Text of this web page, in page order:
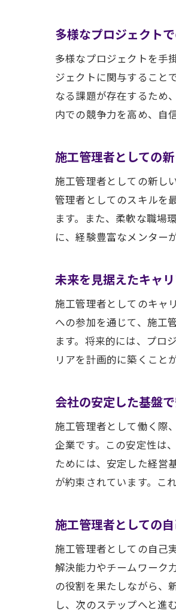
多様なプロジェクト
多様なプロジェクトを手
ジェクトに関与すること
なる課題が存在するため
内での競争力を高め、自
施工管理者としての
施工管理者としての新し
管理者としてのスキルを
ます。また、柔軟な職場
に、経験豊富なメンター
未来を見据えたキャ
施工管理者としてのキャ
への参加を通じて、施工
ます。将来的には、プロ
リアを計画的に築くこと
会社の安定した基盤
施工管理者として働く際
企業です。この安定性は
ためには、安定した経営
が約束されています。こ
施工管理者としての
施工管理者としての自己
解決能力やチームワーク
の役割を果たしながら、
し、次のステップへと進